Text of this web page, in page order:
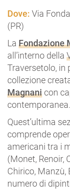
Dove: Via
(PR)
La Fondazione
all’interno della
Traversetolo, in
collezione
Magnanicon
contemporanea.
Quest’ultima
comprende
americani tra i
(Monet, Renoir,
Chirico, Manzù,
numero di